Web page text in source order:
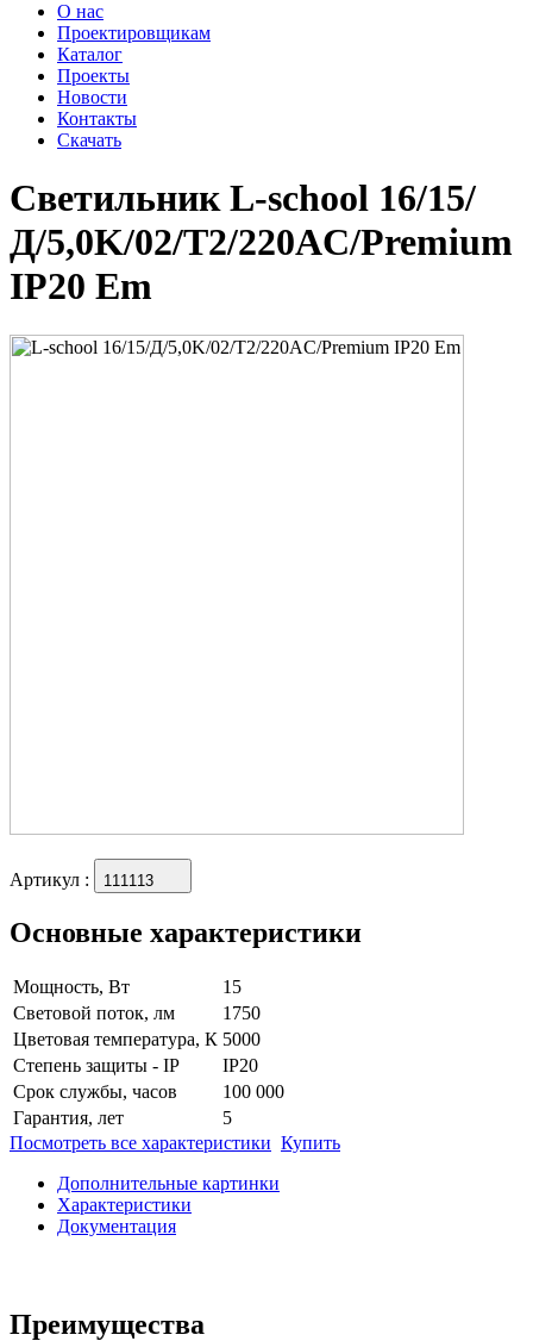
О нас
Проектировщикам
Каталог
Проекты
Новости
Контакты
Скачать
Светильник L-school 16/15/
Д/5,0K/02/Т2/220AC/Premium
IP20 Em
Артикул : 111113
Основные характеристики
Мощность, Вт
15
Световой поток, лм
1750
Цветовая температура, К 5000
Степень защиты - IP
IP20
Срок службы, часов
100 000
Гарантия, лет
5
Посмотреть все характеристики Купить
Дополнительные картинки
Характеристики
Документация
Преимущества